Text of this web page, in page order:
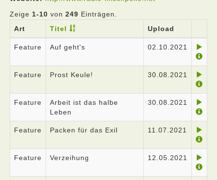
Zeige 1-10 von 249 Einträgen.
Art
Titel Upload
Feature Auf geht's 02.10.2021
Feature Prost Keule! 30.08.2021
Feature
Arbeit ist das halbe
Leben
30.08.2021
Feature Packen für das Exil 11.07.2021
Feature Verzeihung 12.05.2021